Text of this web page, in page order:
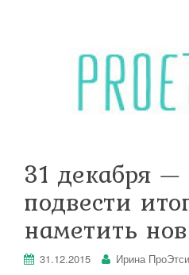
31 декабря
подвести
наметить
31.12.2015 Ирина ПроЭтси